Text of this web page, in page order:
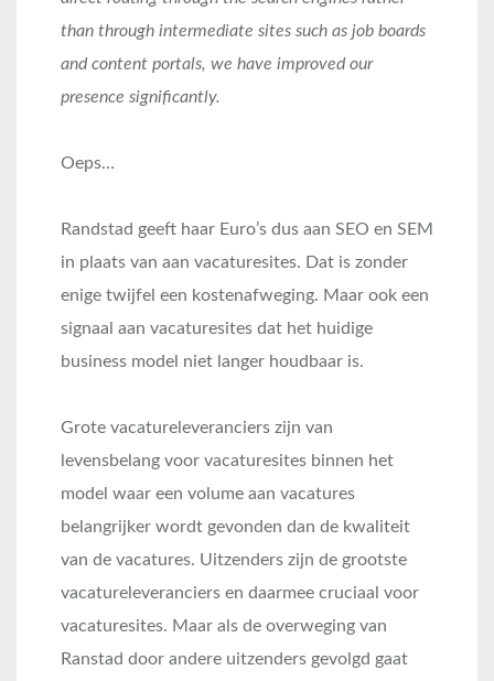
than through intermediate sites such as job boards
and content portals, we have improved our
presence significantly.
Oeps…
Randstad geeft haar Euro’s dus aan SEO en SEM
in plaats van aan vacaturesites. Dat is zonder
enige twijfel een kostenafweging. Maar ook een
signaal aan vacaturesites dat het huidige
business model niet langer houdbaar is.
Grote vacatureleveranciers zijn van
levensbelang voor vacaturesites binnen het
model waar een volume aan vacatures
belangrijker wordt gevonden dan de kwaliteit
van de vacatures. Uitzenders zijn de grootste
vacatureleveranciers en daarmee cruciaal voor
vacaturesites. Maar als de overweging van
Ranstad door andere uitzenders gevolgd gaat